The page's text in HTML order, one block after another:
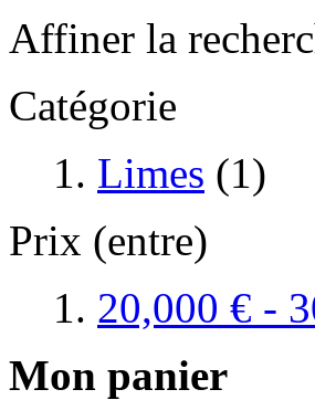
Affiner la
Catégorie
Limes (1)
Prix (entre)
20,000 € -
Mon panier